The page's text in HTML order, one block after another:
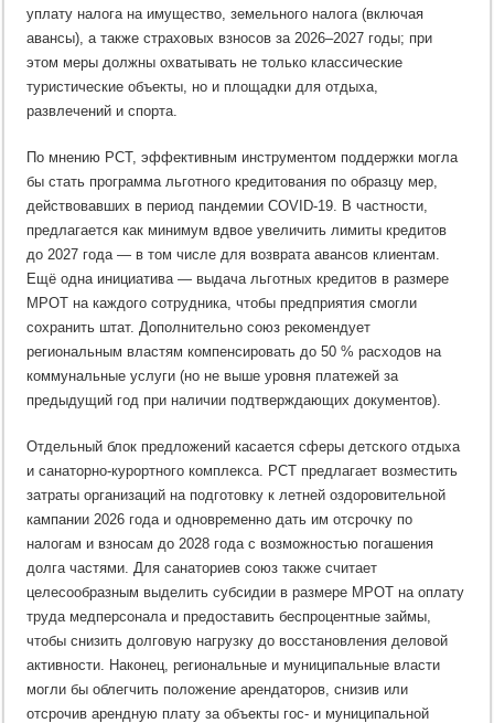
уплату налога на имущество, земельного налога (включая
авансы), а также страховых взносов за 2026–2027 годы; при
этом меры должны охватывать не только классические
туристические объекты, но и площадки для отдыха,
развлечений и спорта.
По мнению РСТ, эффективным инструментом поддержки могла
бы стать программа льготного кредитования по образцу мер,
действовавших в период пандемии COVID‑19. В частности,
предлагается как минимум вдвое увеличить лимиты кредитов
до 2027 года — в том числе для возврата авансов клиентам.
Ещё одна инициатива — выдача льготных кредитов в размере
МРОТ на каждого сотрудника, чтобы предприятия смогли
сохранить штат. Дополнительно союз рекомендует
региональным властям компенсировать до 50 % расходов на
коммунальные услуги (но не выше уровня платежей за
предыдущий год при наличии подтверждающих документов).
Отдельный блок предложений касается сферы детского отдыха
и санаторно‑курортного комплекса. РСТ предлагает возместить
затраты организаций на подготовку к летней оздоровительной
кампании 2026 года и одновременно дать им отсрочку по
налогам и взносам до 2028 года с возможностью погашения
долга частями. Для санаториев союз также считает
целесообразным выделить субсидии в размере МРОТ на оплату
труда медперсонала и предоставить беспроцентные займы,
чтобы снизить долговую нагрузку до восстановления деловой
активности. Наконец, региональные и муниципальные власти
могли бы облегчить положение арендаторов, снизив или
отсрочив арендную плату за объекты гос‑ и муниципальной